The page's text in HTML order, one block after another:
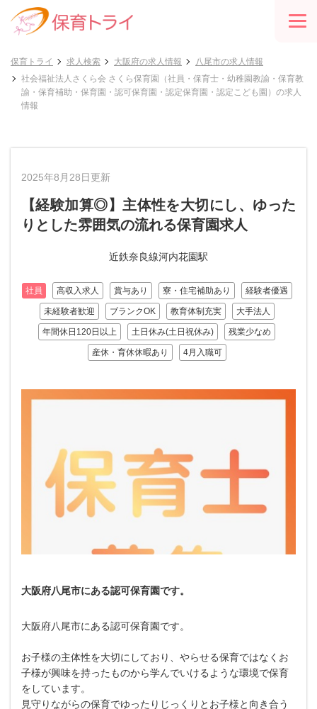
保育トライ 求人検索 大阪府の求人情報
八尾市の求人情報
社会福祉法人さくら会 さくら保育園（社員・保育士・幼稚園教諭・保育教
諭・保育補助・保育園・認可保育園・認定保育園・認定こども園）の求人
情報
2025年8月28日更新
【経験加算◎】主体性を大切にし、ゆった
りとした雰囲気の流れる保育園求人
近鉄奈良線河内花園駅
社員 高収入求人 賞与あり 寮・住宅補助あり 経験者優遇
未経験者歓迎 ブランクOK 教育体制充実 大手法人
年間休日120日以上 土日休み(土日祝休み) 残業少なめ
産休・育休休暇あり 4月入職可
大阪府八尾市にある認可保育園です。
大阪府八尾市にある認可保育園です。
お子様の主体性を大切にしており、やらせる保育ではなくお
子様が興味を持ったものから学んでいけるような環境で保育
をしています。
見守りながらの保育でゆったりじっくりとお子様と向き合う